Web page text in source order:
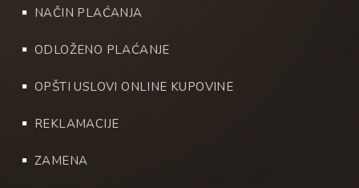
NAČIN PLAĆANJA
ODLOŽENO PLAĆANJE
OPŠTI USLOVI ONLINE KUPOVINE
REKLAMACIJE
ZAMENA